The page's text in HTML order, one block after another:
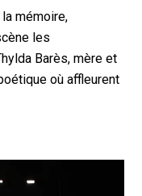
mémoire,
les
Barès, mère et
où affleurent